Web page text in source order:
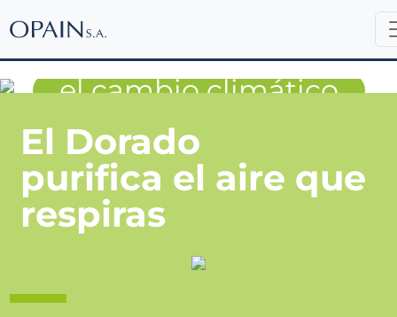
Lucha contra
el cambio climático
El Dorado
purifica el aire que
respiras